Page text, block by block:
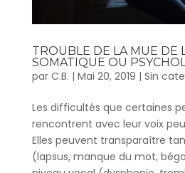
TROUBLE DE LA MUE DE
SOMATIQUE OU
par C.B. | Mai 20, 2019 | Sin
Les difficultés que certaines
rencontrent avec leur voix
Elles peuvent transparaître
(lapsus, manque du mot,